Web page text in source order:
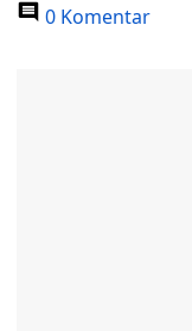
0 Komentar